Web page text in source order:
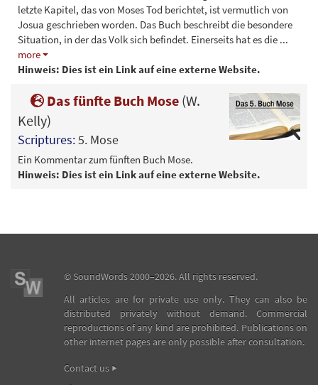
letzte Kapitel, das von Moses Tod berichtet, ist vermutlich von
Josua geschrieben worden. Das Buch beschreibt die besondere
Situation, in der das Volk sich befindet. Einerseits hat es die ...
more
Hinweis: Dies ist ein Link auf eine externe Website.
Das fünfte Buch Mose (W.
Kelly)
Scriptures:5. Mose
Ein Kommentar zum fünften Buch Mose.
Hinweis: Dies ist ein Link auf eine externe Website.
©SoundWords2000–2026. All rights reserved.
All articles are for private use only. They can also be
distributed privately without demand. Commercial
reproductions of any kind are prohibited. Publications on
other internet pages are only possible after consultation.
Contact us